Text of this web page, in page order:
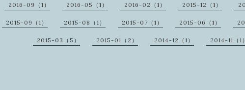
2016-09（1） 2016-05（1） 2016-02（1） 2015-12（1）
2015-09（1） 2015-08（1） 2015-07（1） 2015-06（1）
2015-03（5） 2015-01（2） 2014-12（1） 2014-11（1）